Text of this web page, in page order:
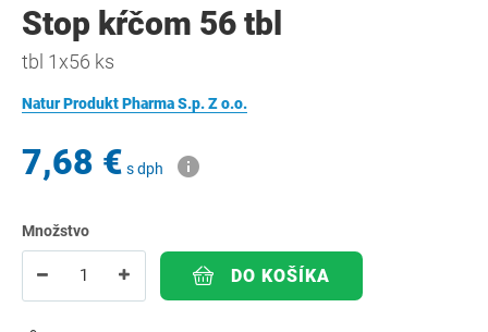
Stop kŕčom 56 tbl
tbl 1x56 ks
Natur Produkt Pharma S.p. Z o.o.
7,68 € s dph
Množstvo
DO KOŠÍKA